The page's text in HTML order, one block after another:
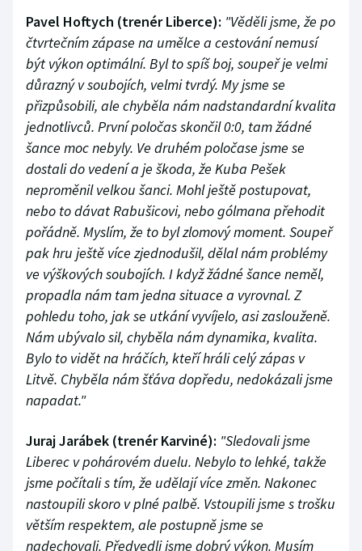
Pavel Hoftych (trenér Liberce): "Věděli jsme, že po
čtvrtečním zápase na umělce a cestování nemusí
být výkon optimální. Byl to spíš boj, soupeř je velmi
důrazný v soubojích, velmi tvrdý. My jsme se
přizpůsobili, ale chyběla nám nadstandardní kvalita
jednotlivců. První poločas skončil 0:0, tam žádné
šance moc nebyly. Ve druhém poločase jsme se
dostali do vedení a je škoda, že Kuba Pešek
neproměnil velkou šanci. Mohl ještě postupovat,
nebo to dávat Rabušicovi, nebo gólmana přehodit
pořádně. Myslím, že to byl zlomový moment. Soupeř
pak hru ještě více zjednodušil, dělal nám problémy
ve výškových soubojích. I když žádné šance neměl,
propadla nám tam jedna situace a vyrovnal. Z
pohledu toho, jak se utkání vyvíjelo, asi zaslouženě.
Nám ubývalo sil, chyběla nám dynamika, kvalita.
Bylo to vidět na hráčích, kteří hráli celý zápas v
Litvě. Chyběla nám šťáva dopředu, nedokázali jsme
napadat."
Juraj Jarábek (trenér Karviné): "Sledovali jsme
Liberec v pohárovém duelu. Nebylo to lehké, takže
jsme počítali s tím, že udělají více změn. Nakonec
nastoupili skoro v plné palbě. Vstoupili jsme s trošku
větším respektem, ale postupně jsme se
nadechovali. Předvedli jsme dobrý výkon. Musím